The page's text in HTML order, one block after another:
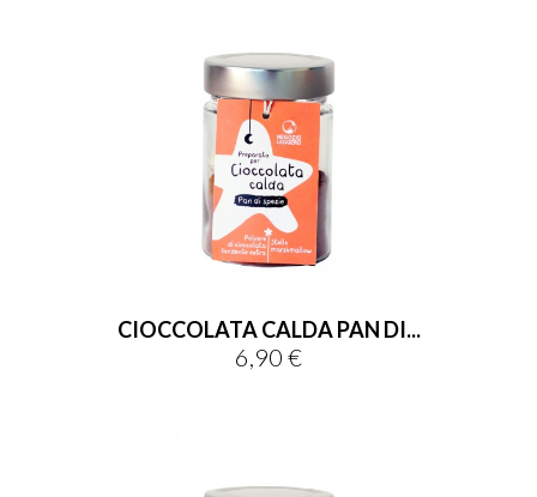
CIOCCOLATA CALDA PAN DI...
Prezzo
6,90 €